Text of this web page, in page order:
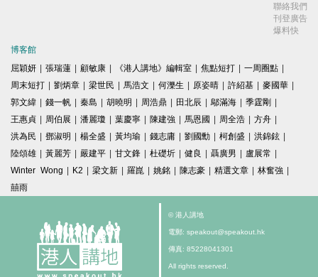
聯絡我們
刊登廣告
爆料快
博客館
屈穎妍 | 張瑞蓮 | 顧敏康 | 《港人講地》編輯室 | 焦點短打 | 一周圈點 |
周末短打 | 劉炳章 | 梁世民 | 馬浩文 | 何濼生 | 原姿晴 | 許紹基 | 麥國華 |
郭文緯 | 錢一帆 | 秦島 | 胡曉明 | 周浩鼎 | 田北辰 | 鄔滿海 | 季霆剛 |
王惠貞 | 周伯展 | 潘麗瓊 | 葉慶寧 | 陳建強 | 馬恩國 | 周全浩 | 方舟 |
洪為民 | 鄧淑明 | 楊全盛 | 黃均瑜 | 錢志庸 | 劉國勳 | 柯創盛 | 洪錦鉉 |
陸頌雄 | 黃麗芳 | 嚴建平 | 甘文鋒 | 杜礎圻 | 健良 | 聶廣男 | 盧展常 |
Winter Wong | K2 | 梁文新 | 羅崑 | 姚銘 | 陳志豪 | 精選文章 | 林奮強 |
囍雨
© 港人講地
電郵: speakout@speakout.hk
傳真: 85228041301
All rights reserved.